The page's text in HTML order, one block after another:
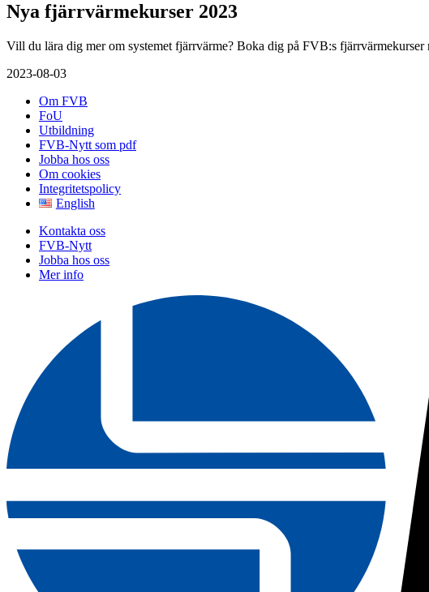
Nya fjärrvärmekurser 2023
Vill du lära dig mer om systemet fjärrvärme? Boka dig på FVB:s
2023-08-03
Om FVB
FoU
Utbildning
FVB-Nytt som pdf
Jobba hos oss
Om cookies
Integritetspolicy
English
Kontakta oss
FVB-Nytt
Jobba hos oss
Mer info